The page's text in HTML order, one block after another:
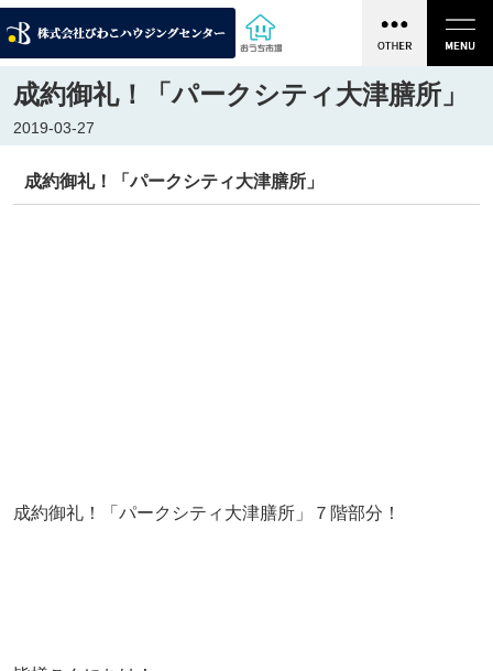
成約御礼！「パークシティ大津膳所」
2019-03-27
成約御礼！「パークシティ大津膳所」
成約御礼！「パークシティ大津膳所」７階部分！